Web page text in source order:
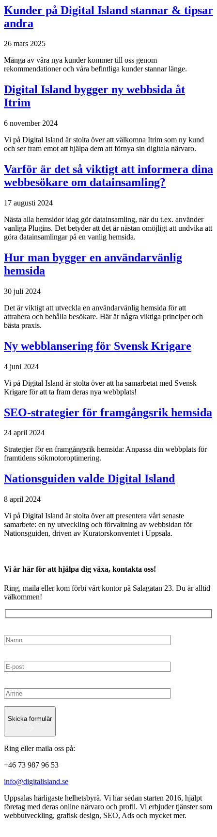
Kunder på Digital Island stannar & tipsar
andra
26 mars 2025
Många av våra nya kunder kommer till oss genom
rekommendationer och våra befintliga kunder stannar länge.
Digital Island bygger ny webbsida åt
Itrim
6 november 2024
Vi på Digital Island är stolta över att välkomna Itrim som ny kund
och ser fram emot att hjälpa dem att förnya sin digitala närvaro.
Varför är det så viktigt att informera dina
webbesökare om datainsamling?
17 augusti 2024
Nästa alla hemsidor idag gör datainsamling, när du t.ex. använder
vanliga Plugins. Det betyder att det är nästan omöjligt att undvika att
göra datainsamlingar på en vanlig hemsida.
Hur man bygger en användarvänlig
hemsida
30 juli 2024
Det är viktigt att utveckla en användarvänlig hemsida för att
attrahera och behålla besökare. Här är några viktiga principer och
bästa praxis.
Ny webblansering för Svensk Krigare
4 juni 2024
Vi på Digital Island är stolta över att ha samarbetat med Svensk
Krigare för att ta fram deras nya webbplats!
SEO-strategier för framgångsrik hemsida
24 april 2024
Strategier för en framgångsrik hemsida: Anpassa din webbplats för
framtidens sökmotoroptimering.
Nationsguiden valde Digital Island
8 april 2024
Vi på Digital Island är stolta över att presentera vårt senaste
samarbete: en ny utveckling och förvaltning av webbsidan för
Nationsguiden, driven av Kuratorskonventet i Uppsala.
Vi är här för att hjälpa dig växa, kontakta oss!
Ring, maila eller kom förbi vårt kontor på Salagatan 23. Du är alltid
välkommen!
Skicka formulär
Ring eller maila oss på:
+46 73 987 96 53
info@digitalisland.se
Uppsalas härligaste helhetsbyrå. Vi har sedan starten 2016, hjälpt
företag med deras online närvaro och profil. Vi erbjuder tjänster som
webbutveckling, grafisk design, SEO, Ads och mycket mer.